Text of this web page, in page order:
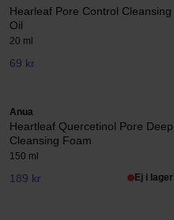
Hearleaf Pore Control Cleansing
Oil
20 ml
69 kr
Anua
Heartleaf Quercetinol Pore Deep
Cleansing Foam
150 ml
189 kr Ej i lager